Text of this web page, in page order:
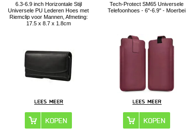
6.3-6.9 inch Horizontale Stijl
Universele PU Lederen Hoes met
Riemclip voor Mannen, Afmeting:
17.5 x 8.7 x 1.8cm
Tech-Protect SM65 Universele
Telefoonhoes - 6"-6.9" - Moerbei